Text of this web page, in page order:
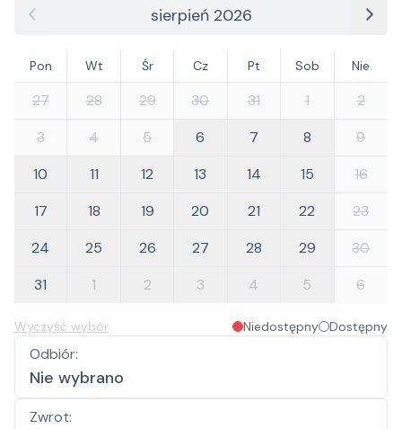
sierpień 2026
Pon Wt Śr Cz Pt Sob Nie
27 28 29 30 31 1
2
3
4 5 6 7 8
9
10
11 12 13 14 15
16
17
18 19 20 21 22
23
24
25 26 27 28 29
30
31
1 2 3 4 5 6
Wyczyść wybór Niedostępny Dostępny
Odbiór:
Nie wybrano
Zwrot: